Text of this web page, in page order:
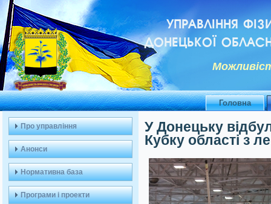
УПРАВЛІННЯ
ДОНЕЦЬКОЇ
Головна
Про управління
Анонси
Нормативна база
Програми і проекти
У Донецьку
Кубку області з